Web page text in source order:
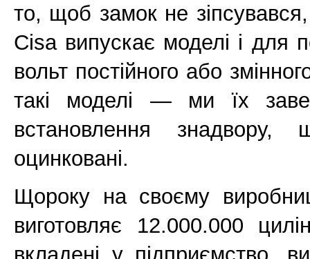
то, щоб замок не зіпсувався,
Cisa випускає моделі і для
вольт постійного або
такі моделі — ми їх
встановлення
оцинковані.
Щороку на своєму
виготовляє 12.000.000
вкладені у підприємство,